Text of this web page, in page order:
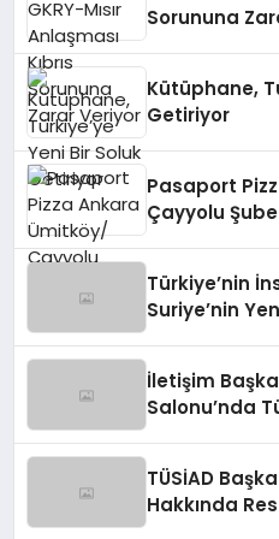
Sorununa
Kütüphane,
Getiriyor
Pasaport
Çayyolu
Türkiye’nin
Suriye’nin
İletişim
Salonu’nda
TÜSİAD
Hakkında